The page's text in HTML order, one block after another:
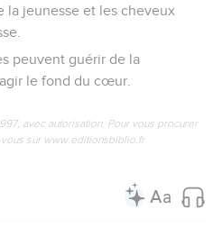
la jeunesse et les cheveux
peuvent guérir de la
le fond du cœur.
avec autorisation. Pour vous procurer
sur www.editionsbiblio.fr